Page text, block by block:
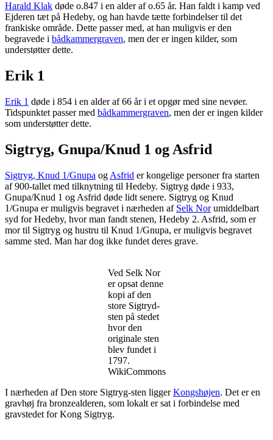
Harald Klak døde o.847 i en alder af o.65 år. Han faldt i kamp ved
Ejderen tæt på Hedeby, og han havde tætte forbindelser til det
frankiske område. Dette passer med, at han muligvis er den
begravede i bådkammergraven, men der er ingen kilder, som
understøtter dette.
Erik 1
Erik 1 døde i 854 i en alder af 66 år i et opgør med sine nevøer.
Tidspunktet passer med bådkammergraven, men der er ingen kilder
som understøtter dette.
Sigtryg, Gnupa/Knud 1 og Asfrid
Sigtryg, Knud 1/Gnupa og Asfrid er kongelige personer fra starten
af 900-tallet med tilknytning til Hedeby. Sigtryg døde i 933,
Gnupa/Knud 1 og Asfrid døde lidt senere. Sigtryg og Knud
1/Gnupa er muligvis begravet i nærheden af Selk Norumiddelbart
syd for Hedeby, hvor man fandt stenen, Hedeby 2. Asfrid, som er
mor til Sigtryg og hustru til Knud 1/Gnupa, er muligvis begravet
samme sted. Man har dog ikke fundet deres grave.
Ved Selk Nor
er opsat denne
kopi af den
store Sigtryd-
sten på stedet
hvor den
originale sten
blev fundet i
1797.
WikiCommons
I nærheden af Den store Sigtryg-sten liggerKongshøjen. Det er en
gravhøj fra bronzealderen, som lokalt er sat i forbindelse med
gravstedet for Kong Sigtryg.